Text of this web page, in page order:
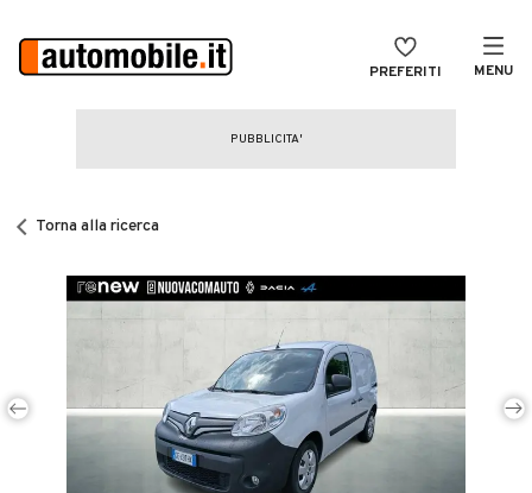
PREFERITI MENU
CERCA
Auto Nuove
Noleggio a lungo termine
Auto d'epoca
Torna alla ricerca